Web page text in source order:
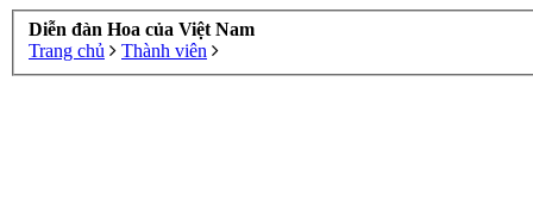
Diễn đàn Hoa của Việt Nam
Trang chủ
Thành viên